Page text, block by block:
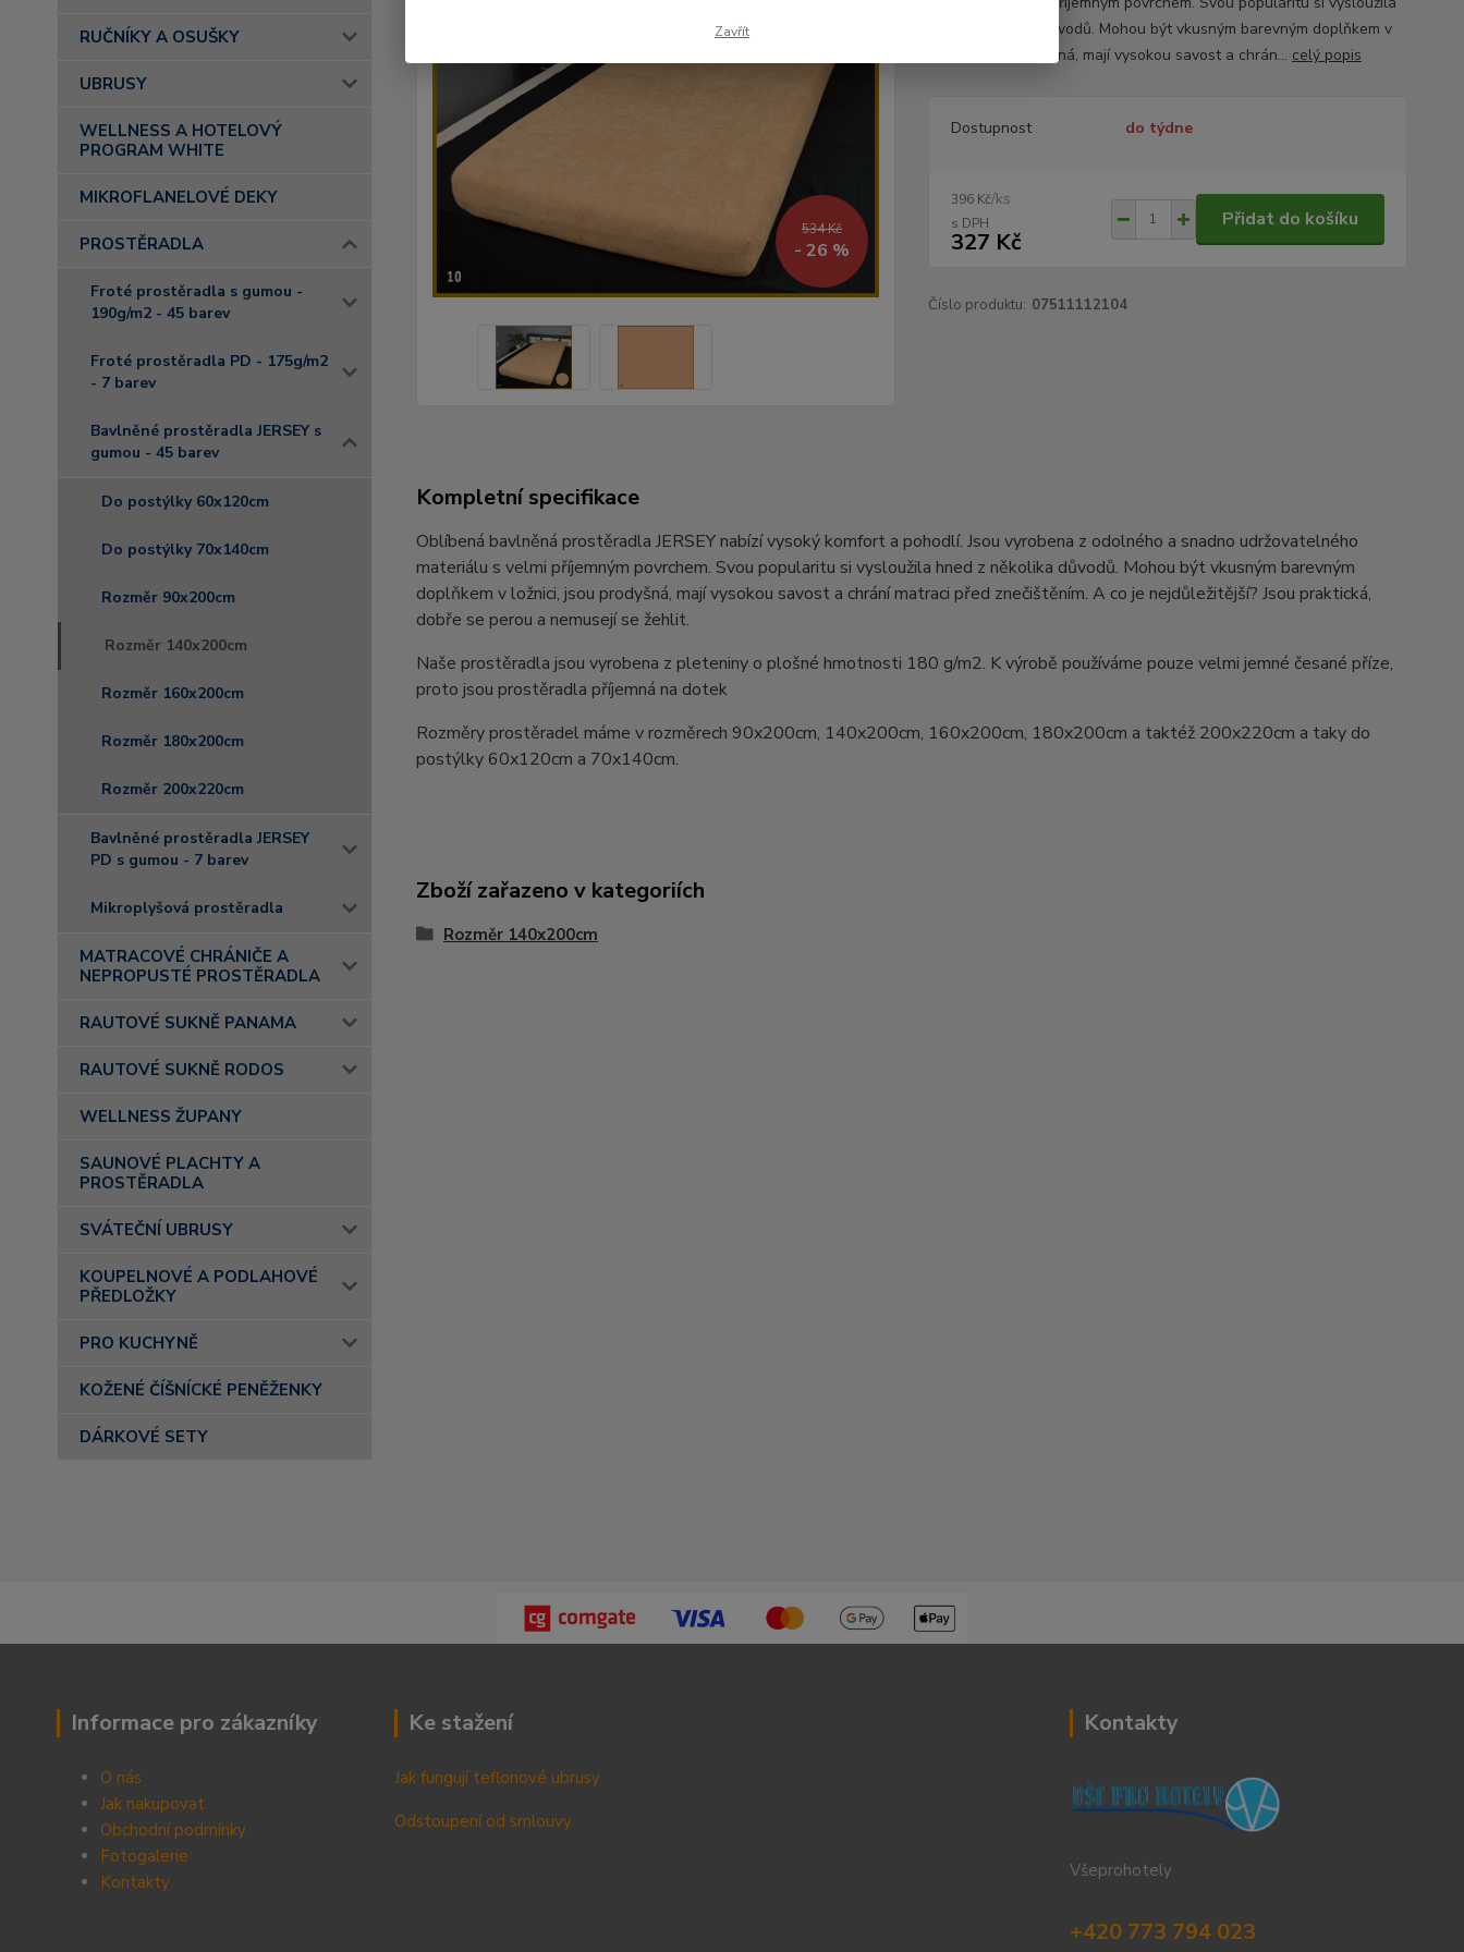
RUČNÍKY A OSUŠKY
UBRUSY
WELLNESS A HOTELOVÝ
PROGRAM WHITE
MIKROFLANELOVÉ DEKY
PROSTĚRADLA
Froté prostěradla s gumou -
190g/m2 - 45 barev
Froté prostěradla PD - 175g/m2
- 7 barev
Bavlněné prostěradla JERSEY s
gumou - 45 barev
Do postýlky 60x120cm
Do postýlky 70x140cm
Rozměr 90x200cm
Rozměr 140x200cm
Rozměr 160x200cm
Rozměr 180x200cm
Rozměr 200x220cm
Bavlněné prostěradla JERSEY
PD s gumou - 7 barev
Mikroplyšová prostěradla
MATRACOVÉ CHRÁNIČE A
NEPROPUSTÉ PROSTĚRADLA
RAUTOVÉ SUKNĚ PANAMA
RAUTOVÉ SUKNĚ RODOS
WELLNESS ŽUPANY
SAUNOVÉ PLACHTY A
PROSTĚRADLA
SVÁTEČNÍ UBRUSY
KOUPELNOVÉ A PODLAHOVÉ
PŘEDLOŽKY
PRO KUCHYNĚ
KOŽENÉ ČÍŠNÍCKÉ PENĚŽENKY
DÁRKOVÉ SETY
534 Kč
- 26 %
hned z několika důvodů. Mohou být vkusným barevným doplňkem v
ložnici, jsou prodyšná, mají vysokou savost a chrán... celý popis
Dostupnost do týdne
396 Kč/ks
327 Kč
Přidat do košíku
Číslo produktu: 07511112104
Kompletní specifikace
Oblíbená bavlněná prostěradla JERSEY nabízí vysoký komfort a pohodlí. Jsou vyrobena z odolného a snadno udržovatelného
materiálu s velmi příjemným povrchem. Svou popularitu si vysloužila hned z několika důvodů. Mohou být vkusným barevným
doplňkem v ložnici, jsou prodyšná, mají vysokou savost a chrání matraci před znečištěním. A co je nejdůležitější? Jsou praktická,
dobře se perou a nemusejí se žehlit.
Naše prostěradla jsou vyrobena z pleteniny o plošné hmotnosti 180 g/m2. K výrobě používáme pouze velmi jemné česané příze,
proto jsou prostěradla příjemná na dotek
Rozměry prostěradel máme v rozměrech 90x200cm, 140x200cm, 160x200cm, 180x200cm a taktéž 200x220cm a taky do
postýlky 60x120cm a 70x140cm.
Zboží zařazeno v kategoriích
Rozměr 140x200cm
Informace pro zákazníky
O nás
Jak nakupovat
Obchodní podmínky
Fotogalerie
Kontakty
Ke stažení
Jak fungují teflonové ubrusy
Odstoupení od smlouvy
Kontakty
Všeprohotely
+420 773 794 023
Zavřít